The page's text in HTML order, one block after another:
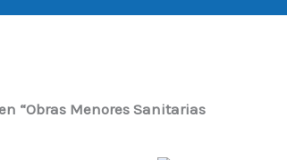
“Obras Menores Sanitarias